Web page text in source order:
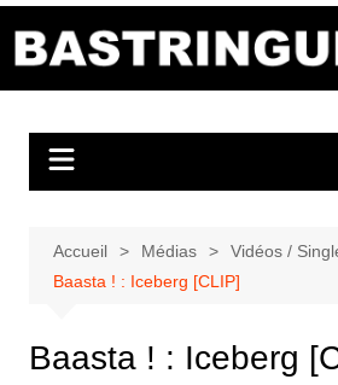
Accueil Médias
Vidéos /
Baasta ! : Iceberg [CLIP]
Baasta ! : Iceberg